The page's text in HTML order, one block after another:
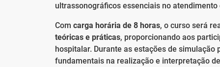
ultrassonográficos essenciais no
Com carga horária de 8 horas, o curso será
teóricas e práticas, proporcionando aos
hospitalar. Durante as estações de
fundamentais na realização e interpretação